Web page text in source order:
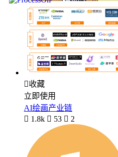
收藏
立即使用
AI绘画产业链
 1.8k  53  2